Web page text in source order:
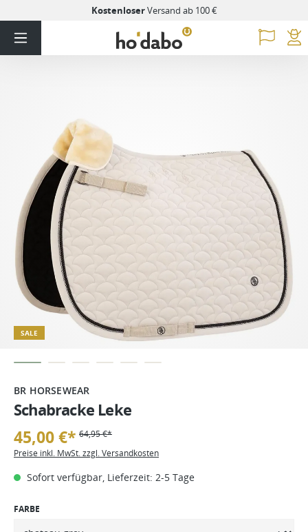
KostenloserVersand ab 100 €
SALE
BR HORSEWEAR
Schabracke Leke
45,00 €* 64,95 €*
Preise inkl. MwSt. zzgl. Versandkosten
Sofort verfügbar, Lieferzeit: 2-5 Tage
FARBE